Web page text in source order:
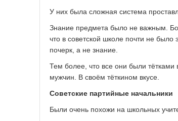
У них была сложная система
Знание предмета было не важным.
что в советской школе почти не было
почерк, а не знание.
Тем более, что все они были тётками
мужчин. В своём тёткином вкусе.
Советские партийные начальники
Были очень похожи на школьных